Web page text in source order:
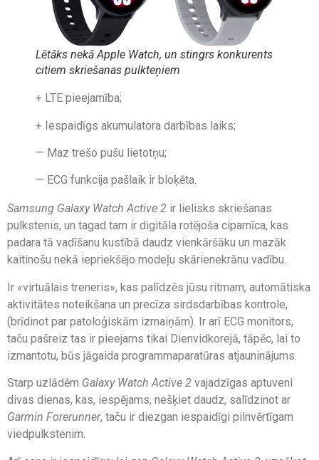
Lētāks nekāApple Watch, un stingrs konkurents
citiem skriešanas pulkteņiem
+ LTE pieejamība;
+ Iespaidīgs akumulatora darbības laiks;
— Maz trešo pušu lietotņu;
— ECG funkcija pašlaik ir bloķēta.
Samsung Galaxy Watch Active 2 ir lielisks skriešanas
pulkstenis, un tagad tam ir digitāla rotējoša ciparnīca, kas
padara tā vadīšanu kustībā daudz vienkāršāku un mazāk
kaitinošu nekā iepriekšējo modeļu skārienekrānu vadību.
Ir «virtuālais treneris», kas palīdzēs jūsu ritmam, automātiska
aktivitātes noteikšana un precīza sirdsdarbības kontrole,
(brīdinot par patoloģiskām izmaiņām). Ir arī ECG monitors,
taču pašreiz tas ir pieejams tikai Dienvidkorejā, tāpēc, lai to
izmantotu, būs jāgaida programmaparatūras atjauninājums.
Starp uzlādēm Galaxy Watch Active 2 vajadzīgas aptuveni
divas dienas, kas, iespējams, nešķiet daudz, salīdzinot ar
Garmin Forerunner, taču ir diezgan iespaidīgi pilnvērtīgam
viedpulkstenim.